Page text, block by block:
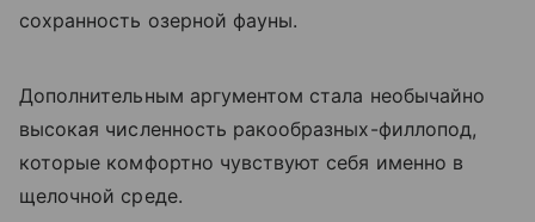
сохранность озерной фауны.
Дополнительным аргументом стала необычайно
высокая численность ракообразных-филлопод,
которые комфортно чувствуют себя именно в
щелочной среде.